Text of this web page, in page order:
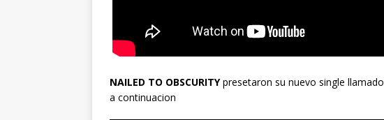
NAILED TO OBSCURITYpresetaron su nuevo single llamado
a continuacion